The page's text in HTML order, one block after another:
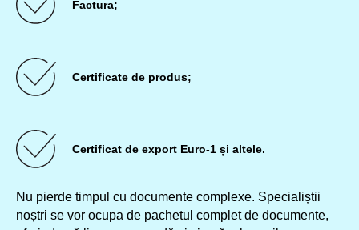
Factura;
Certificate de produs;
Certificat de export Euro-1 și altele.
Nu pierde timpul cu documente complexe. Specialiștii
noștri se vor ocupa de pachetul complet de documente,